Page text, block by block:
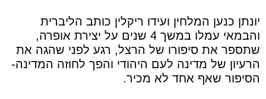
יונתן כנען המלחין ועידו ריקלין כותב הליברית
והבמאי עמלו במשך 4 שנים על יצירת אופרה,
שתספר את סיפורו של הרצל, רגע לפני שהגה את
הרעיון של מדינה לעם היהודי והפך לחוזה המדינה-
הסיפור שאף אחד לא מכיר.